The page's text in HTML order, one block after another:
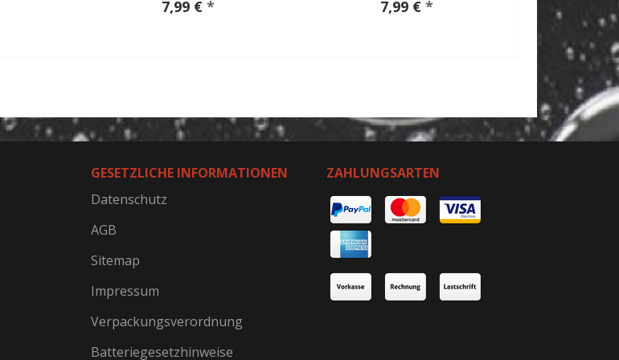
7,99 € * 7,99 € *
GESETZLICHE INFORMATIONEN
Datenschutz
AGB
Sitemap
Impressum
Verpackungsverordnung
Batteriegesetzhinweise
ZAHLUNGSARTEN